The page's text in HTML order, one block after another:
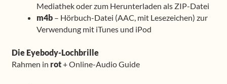
Mediathek oder zum Herunterladen als ZIP-Datei
m4b – Hörbuch-Datei (AAC, mit Lesezeichen) zur
Verwendung mit iTunes und iPod
Die Eyebody-Lochbrille
Rahmen in rot+ Online-Audio Guide